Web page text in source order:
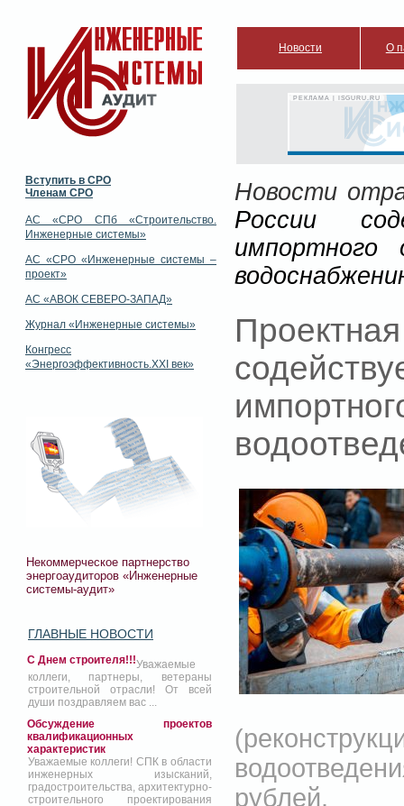
Новости О
РЕКЛАМА | ISGURU.RU
Вступить в СРО
Членам СРО
АС «СРО СПб «Строительство.
Инженерные системы»
АС «СРО «Инженерные системы –
проект»
АС «АВОК СЕВЕРО-ЗАПАД»
Журнал «Инженерные системы»
Конгресс
«Энергоэффективность.XXI век»
Некоммерческое партнерство
энергоаудиторов «Инженерные
системы-аудит»
ГЛАВНЫЕ НОВОСТИ
С Днем строителя!!!Уважаемые
коллеги, партнеры, ветераны
строительной отрасли! От всей
души поздравляем вас ...
Обсуждение проектов
квалификационных
характеристик
Уважаемые коллеги! СПК в области
инженерных изысканий,
градостроительства, архитектурно-
строительного проектирования
Новости
России
импортного
рублей.